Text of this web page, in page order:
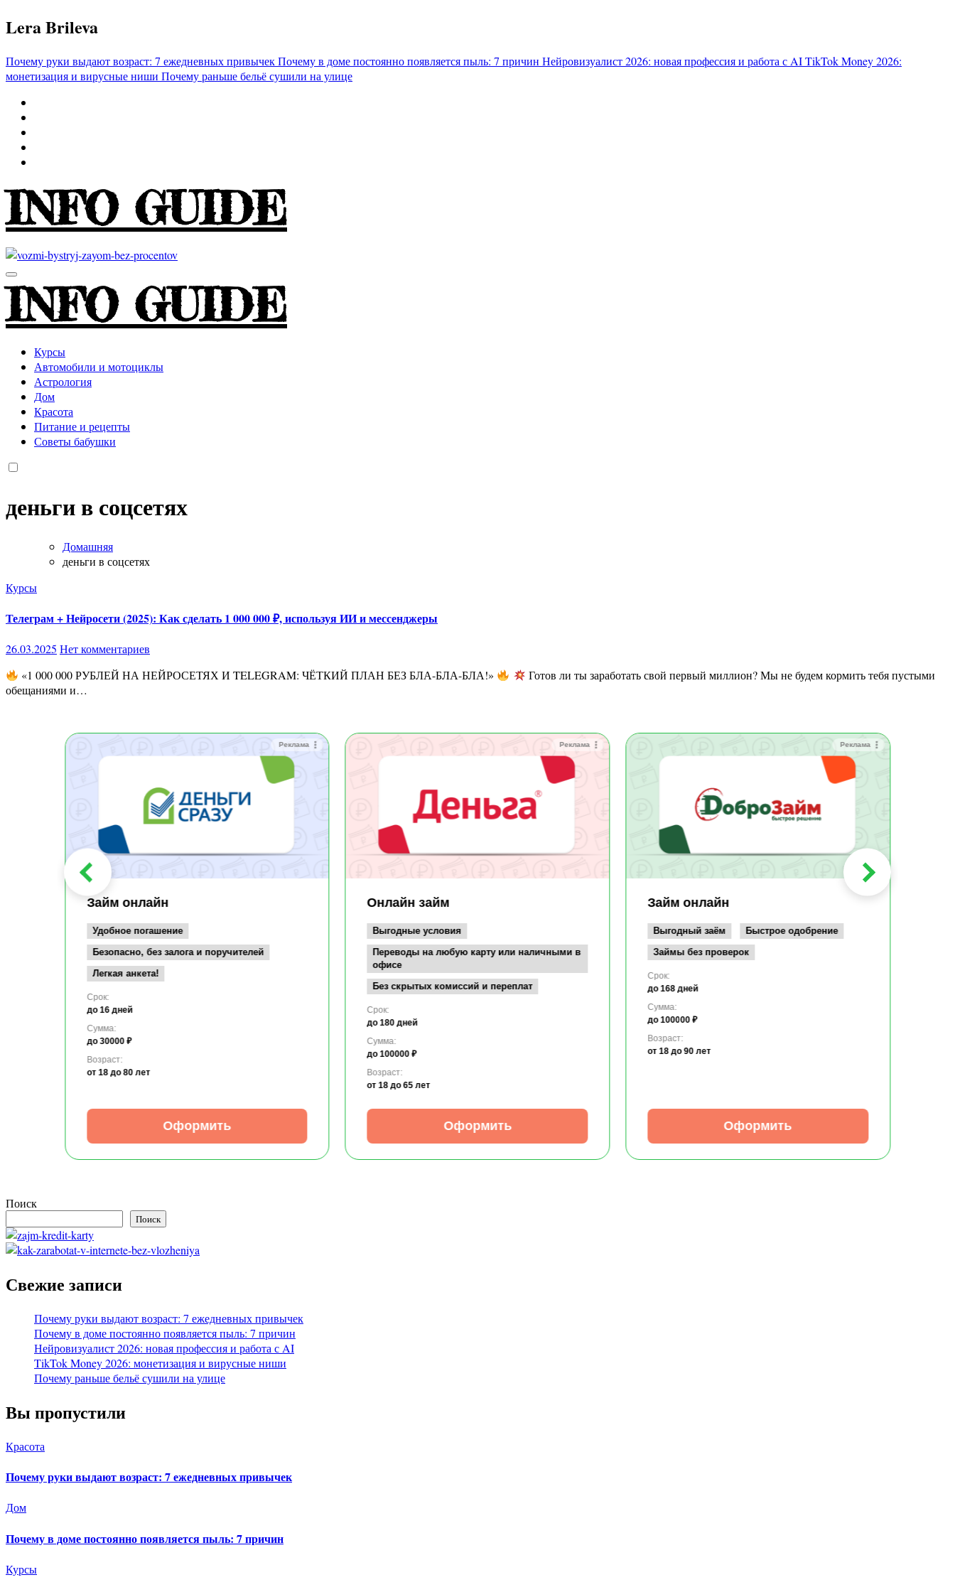
Перейти
к
Lera Brileva
Почему руки выдают возраст: 7 ежедневных привычекПочему в доме постоянно появляется пыль: 7 причин Нейровизуалист 2026: новая профессия и работа с AITikTok Money 2026:
монетизация и вирусные ниши Почему раньше бельё сушили на улице
INFO GUIDE
INFO GUIDE
Курсы
Автомобили и мотоциклы
Астрология
Дом
Красота
Питание и рецепты
Советы бабушки
деньги в соцсетях
Домашняя
деньги в соцсетях
Курсы
Телеграм + Нейросети (2025): Как сделать 1 000 000 ₽, используя ИИ и мессенджеры
26.03.2025 Нет комментариев
«1 000 000 РУБЛЕЙ НА НЕЙРОСЕТЯХ И TELEGRAM: ЧЁТКИЙ ПЛАН БЕЗ БЛА-БЛА-БЛА!»
Готов ли ты заработать свой первый миллион? Мы не будем кормить тебя пустыми
обещаниями и…
Реклама
Займ онлайн
Удобное погашение
Безопасно, без залога и поручителей
Легкая анкета!
Срок:
до 16 дней
Сумма:
до 30000 ₽
Возраст:
от 18 до 80 лет
Оформить
Реклама
Онлайн займ
Выгодные условия
Переводы на любую карту или наличными в
офисе
Без скрытых комиссий и переплат
Срок:
до 180 дней
Сумма:
до 100000 ₽
Возраст:
от 18 до 65 лет
Оформить
Реклама
Займ онлайн
Выгодный заём
Быстрое одобрение
Займы без проверок
Срок:
до 168 дней
Сумма:
до 100000 ₽
Возраст:
от 18 до 90 лет
Оформить
Поиск
Поиск
Свежие записи
Почему руки выдают возраст: 7 ежедневных привычек
Почему в доме постоянно появляется пыль: 7 причин
Нейровизуалист 2026: новая профессия и работа с AI
TikTok Money 2026: монетизация и вирусные ниши
Почему раньше бельё сушили на улице
Вы пропустили
Красота
Почему руки выдают возраст: 7 ежедневных привычек
Дом
Почему в доме постоянно появляется пыль: 7 причин
Курсы